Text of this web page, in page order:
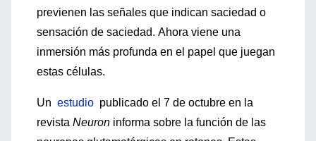
previenen las señales que indican saciedad o
sensación de saciedad. Ahora viene una
inmersión más profunda en el papel que juegan
estas células.
Un estudio publicado el 7 de octubre en la
revista Neuron informa sobre la función de las